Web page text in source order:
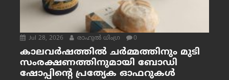
Jul 28, 2026 രാഹുല്‍ ധിംഗ്ര 0
കാലവർഷത്തിൽ ചർമ്മത്തിനും മുടി
സംരക്ഷണത്തിനുമായി ബോഡി
ഷോപ്പിന്റെ പ്രത്യേക ഓഫറുകൾ